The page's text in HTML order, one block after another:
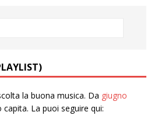
la buona musica. Da giugno
La puoi seguire qui: